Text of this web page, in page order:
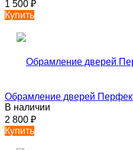
1 500 ₽
Купить
Обрамление дверей
В наличии
2 800 ₽
Купить